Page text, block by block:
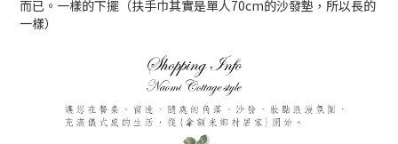
而已。一樣的下擺（扶手巾其實是單人70cm的沙發墊，所以長的
一樣）